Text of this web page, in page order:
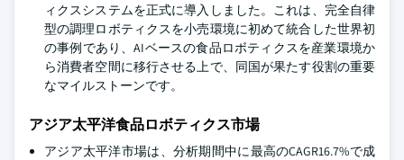
ィクスシステムを正式に導入しました。これは、完全自律
型の調理ロボティクスを小売環境に初めて統合した世界初
の事例であり、AIベースの食品ロボティクスを産業環境か
ら消費者空間に移行させる上で、同国が果たす役割の重要
なマイルストーンです。
アジア太平洋食品ロボティクス市場
アジア太平洋市場は、分析期間中に最高のCAGR16.7%で成